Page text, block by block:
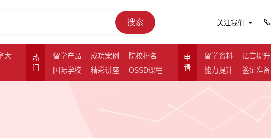
搜索 关注我们
大
热
门
留学产品 成功案例
院校排名
国际学校
精彩讲座 OSSD课程
申
请
留学资料
语言提升
能力提升
签证准备